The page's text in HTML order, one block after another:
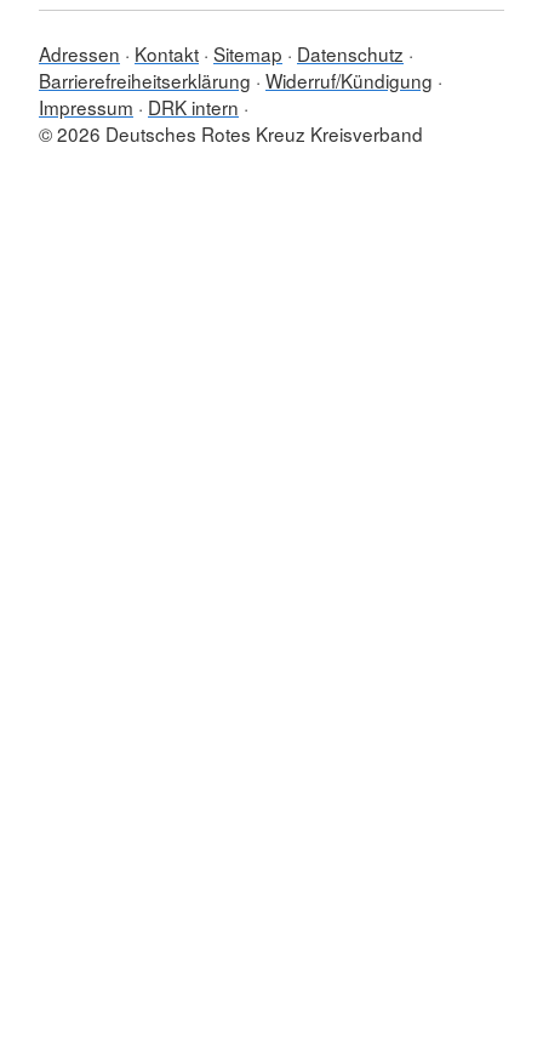
Adressen Kontakt Sitemap
Datenschutz
Barrierefreiheitserklärung Widerruf/Kündigung
Impressum
DRK intern
© 2026 Deutsches Rotes Kreuz Kreisverband